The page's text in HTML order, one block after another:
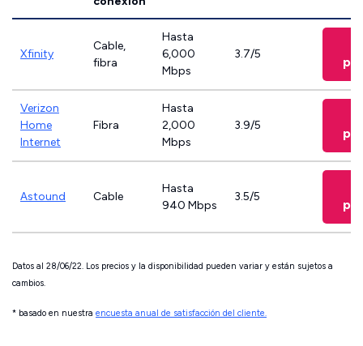
Xfinity
Cable,
fibra
Hasta
6,000
Mbps
3.7/5
Verizon
Home
Internet
Fibra
Hasta
2,000
Mbps
3.9/5
Astound Cable
Hasta
940 Mbps
3.5/5
Datos al 28/06/22. Los precios y la disponibilidad pueden variar y están sujetos a
cambios.
* basado en nuestra encuesta anual de satisfacción del cliente.